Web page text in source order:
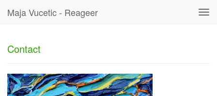
Maja Vucetic - Reageer
Contact